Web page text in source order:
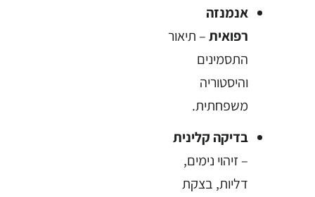
אנמנזה
רפואית– תיאור
התסמינים
והיסטוריה
משפחתית.
בדיקה קלינית
– זיהוי נימים,
דליות, בצקת